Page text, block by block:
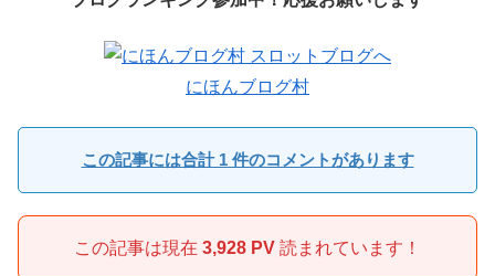
にほんブログ村
この記事には合計 1 件のコメントがあります
この記事は現在 3,928 PV 読まれています！